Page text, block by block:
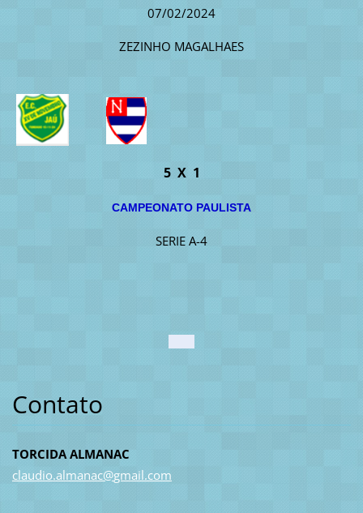
07/02/2024
ZEZINHO MAGALHAES
5 X 1
CAMPEONATO PAULISTA
SERIE A-4
Contato
TORCIDA ALMANAC
claudio.almanac@gmail.com